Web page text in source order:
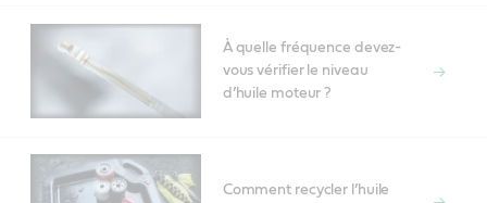
À quelle fréquence devez-
vous vérifier le niveau
d’huile moteur ?
Comment recycler l’huile